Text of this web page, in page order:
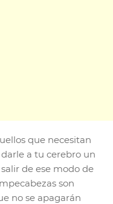
que necesitan
a tu cerebro un
de ese modo de
son
no se apagarán